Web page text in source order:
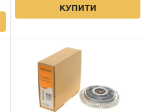
КУПИТИ